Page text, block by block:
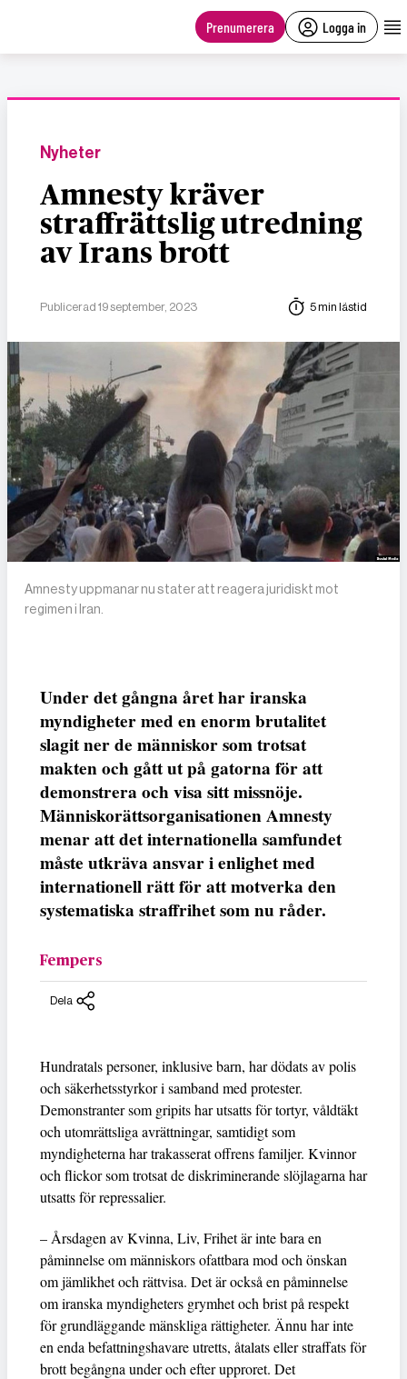
Prenumerera Logga in
Nyheter
Amnesty kräver
straffrättslig utredning
av Irans brott
Publicerad 19 september, 2023 5 min lästid
Amnesty uppmanar nu stater att reagera juridiskt mot
regimen i Iran.
Under det gångna året har iranska
myndigheter med en enorm brutalitet
slagit ner de människor som trotsat
makten och gått ut på gatorna för att
demonstrera och visa sitt missnöje.
Människorättsorganisationen Amnesty
menar att det internationella samfundet
måste utkräva ansvar i enlighet med
internationell rätt för att motverka den
systematiska straffrihet som nu råder.
Fempers
Dela
Hundratals personer, inklusive barn, har dödats av polis
och säkerhetsstyrkor i samband med protester.
Demonstranter som gripits har utsatts för tortyr, våldtäkt
och utomrättsliga avrättningar, samtidigt som
myndigheterna har trakasserat offrens familjer. Kvinnor
och flickor som trotsat de diskriminerande slöjlagarna har
utsatts för repressalier.
– Årsdagen av Kvinna, Liv, Frihet är inte bara en
påminnelse om människors ofattbara mod och önskan
om jämlikhet och rättvisa. Det är också en påminnelse
om iranska myndigheters grymhet och brist på respekt
för grundläggande mänskliga rättigheter. Ännu har inte
en enda befattningshavare utretts, åtalats eller straffats för
brott begångna under och efter upproret. Det